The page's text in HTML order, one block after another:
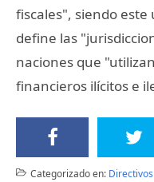
fiscales", siendo
define las
naciones que
financieros ilícitos e
Categorizado en: Directivos